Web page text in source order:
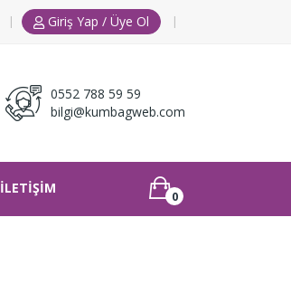
| Giriş Yap / Üye Ol |
0552 788 59 59
bilgi@kumbagweb.com
İLETİŞİM 0